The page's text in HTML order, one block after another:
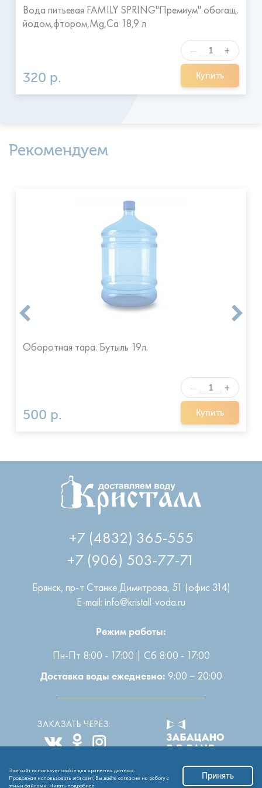
Вода питьевая FAMILY SPRING"Премиум" обогащ.
йодом,фтором,Mg,Ca 18,9 л
320 р. Купить
— +
Рекомендуем
Оборотная тара. Бутыль 19л.
500 р. Купить
— +
+7 (4832) 365-555
+7 (906) 503-77-71
Брянск
пр-т Станке Димитрова, 51 (офис 314)
E-mail: info@kristall-voda.ru
Режим работы:
Пн-Пт 8:00 - 17:00 | Сб 8:00 - 17:00
Доставка воды ежедневно: 9:00 − 20:00
ЗАКАЗАТЬ ЧЕРЕЗ:
Все права защищены2004-2026 © ООО “Кристалл”
Обработка персональных данных
Этот сайт использует cookie для хранения данных.
Продолжая использовать этот сайт, Вы даёте согласие на работу с
этими файлами.
Читать подробнее
Принять